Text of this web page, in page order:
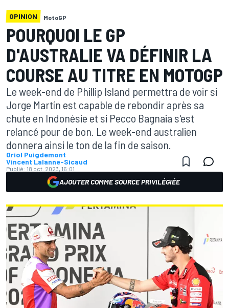
OPINION MotoGP
POURQUOI LE GP
D'AUSTRALIE VA DÉFINIR LA
COURSE AU TITRE EN MOTOGP
Le week-end de Phillip Island permettra de voir si
Jorge Martín est capable de rebondir après sa
chute en Indonésie et si Pecco Bagnaia s'est
relancé pour de bon. Le week-end australien
donnera ainsi le ton de la fin de saison.
Oriol Puigdemont
Vincent Lalanne-Sicaud
Publié: 18 oct. 2023, 16:01
AJOUTER COMME SOURCE PRIVILÉGIÉE